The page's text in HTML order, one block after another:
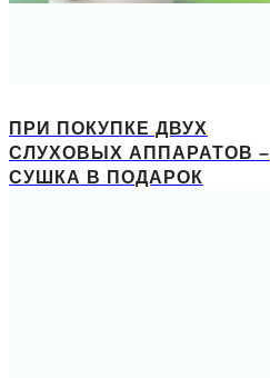
ПРИ ПОКУПКЕ ДВУХ
СЛУХОВЫХ АППАРАТОВ –
СУШКА В ПОДАРОК